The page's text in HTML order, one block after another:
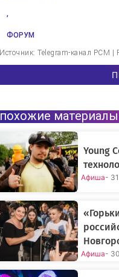
,
ФОРУМ
Источник: Telegram-канал РСМ |
похожие материалы
Young
Афиша-
Афиша-